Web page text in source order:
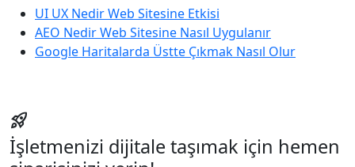
UI UX Nedir Web Sitesine Etkisi
AEO Nedir Web Sitesine Nasıl Uygulanır
Google Haritalarda Üstte Çıkmak Nasıl Olur
rocket_launch
İşletmenizi dijitale taşımak için hemen